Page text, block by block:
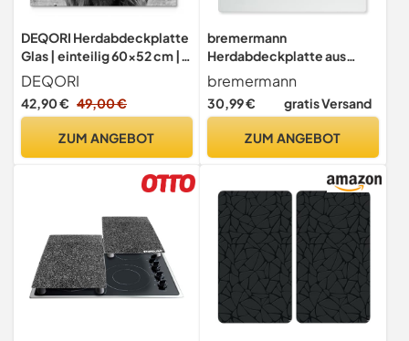
DEQORI Herdabdeckplatte
Glas | einteilig 60x52 cm |
Motiv Zotteliges
Hochlandrind | Ceranfeld
Abdeckplatte für Küche |
| Glasplatte &
DEQORI
42,90 € 49,00 €
ZUM ANGEBOT
bremermann
Herdabdeckplatte aus
Sicherheitsglas, ca. 55,7 x
50 x 0,5 cm (B/T/H) (weiß)
bremermann
30,99 € gratis Versand
ZUM ANGEBOT